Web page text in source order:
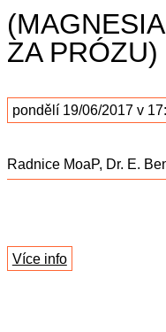
ZA PRÓZU)
pondělí 19/06/2017 v
Radnice MoaP, Dr. E.
Více info